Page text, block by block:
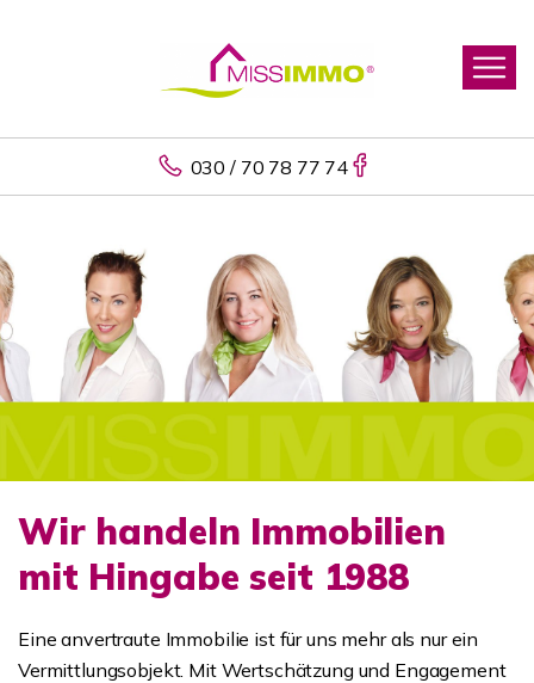
030 / 70 78 77 74
Wir handeln Immobilien
mit Hingabe seit 1988
Eine anvertraute Immobilie ist für uns mehr als nur ein
Vermittlungsobjekt. Mit Wertschätzung und Engagement